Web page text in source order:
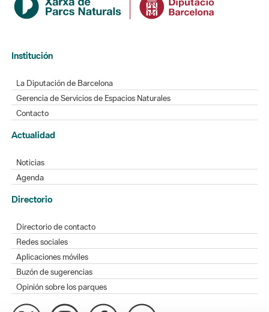
Institución
La Diputación de Barcelona
Gerencia de Servicios de Espacios Naturales
Contacto
Actualidad
Noticias
Agenda
Directorio
Directorio de contacto
Redes sociales
Aplicaciones móviles
Buzón de sugerencias
Opinión sobre los parques